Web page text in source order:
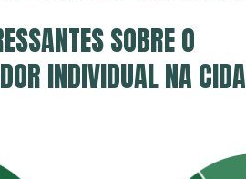
SOBRE O
INDIVIDUAL NA